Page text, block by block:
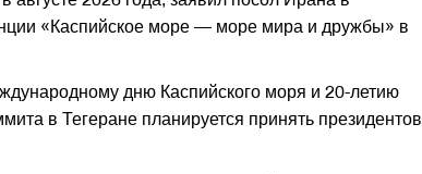
«Каспийское море — море мира и дружбы» в
дню Каспийского моря и 20-летию
в Тегеране планируется принять президентов